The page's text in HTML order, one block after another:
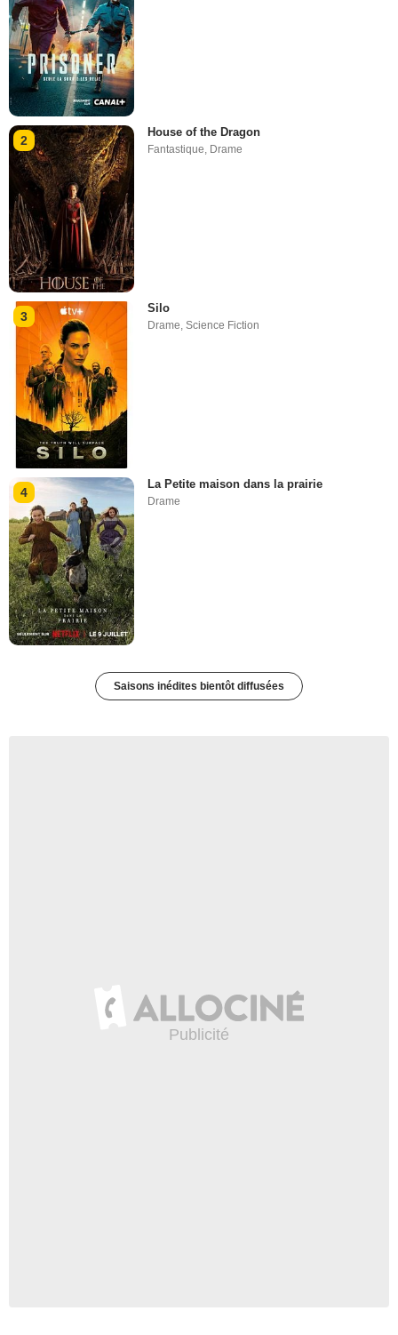
2
House of the Dragon
Fantastique Drame
3
Silo
Drame,Science Fiction
4
La Petite maison dans la prairie
Drame
Saisons inédites bientôt diffusées